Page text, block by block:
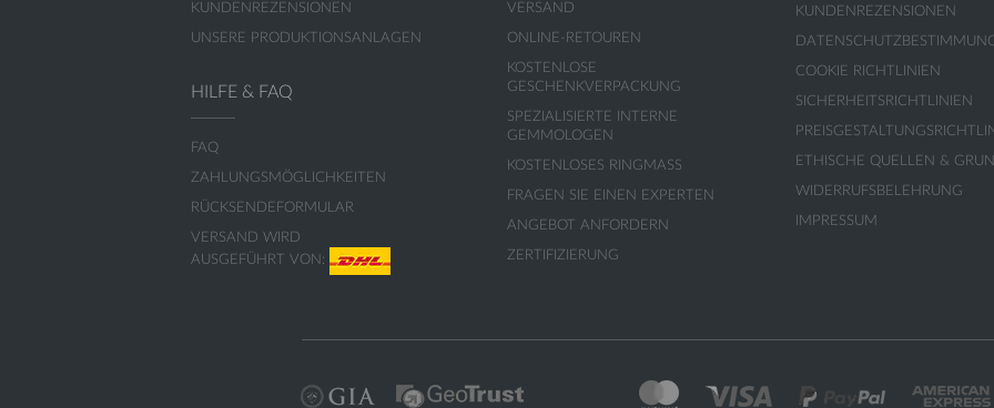
KUNDENREZENSIONEN
UNSERE PRODUKTIONSANLAGEN
HILFE & FAQ
FAQ
ZAHLUNGSMÖGLICHKEITEN
RÜCKSENDEFORMULAR
VERSAND WIRD
AUSGEFÜHRT VON:
VERSAND
ONLINE-RETOUREN
KOSTENLOSE
GESCHENKVERPACKUNG
SPEZIALISIERTE INTERNE
GEMMOLOGEN
KOSTENLOSES RINGMASS
FRAGEN SIE EINEN EXPERTEN
ANGEBOT ANFORDERN
ZERTIFIZIERUNG
KUNDENREZENSIONEN
COOKIE RICHTLINIEN
SICHERHEITSRICHTLINIEN
ETHISCHE QUELLEN &
WIDERRUFSBELEHRUNG
IMPRESSUM